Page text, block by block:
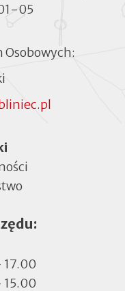
05
w
zakładce